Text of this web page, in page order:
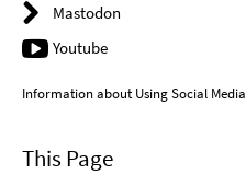
Mastodon
Youtube
Information about Using Social Media
This Page